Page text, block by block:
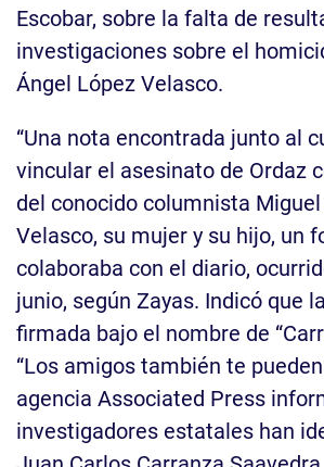
Escobar, sobre la falta de
investigaciones sobre el
Ángel López Velasco.
“Una nota encontrada junto al
vincular el asesinato de Ordaz
del conocido columnista
Velasco, su mujer y su hijo, un
colaboraba con el diario,
junio, según Zayas. Indicó que
firmada bajo el nombre de
“Los amigos también te
agencia Associated Press
investigadores estatales han